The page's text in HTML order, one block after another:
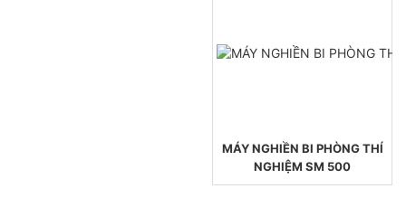
MÁY NGHIỀN BI PHÒNG THÍ
NGHIỆM SM 500